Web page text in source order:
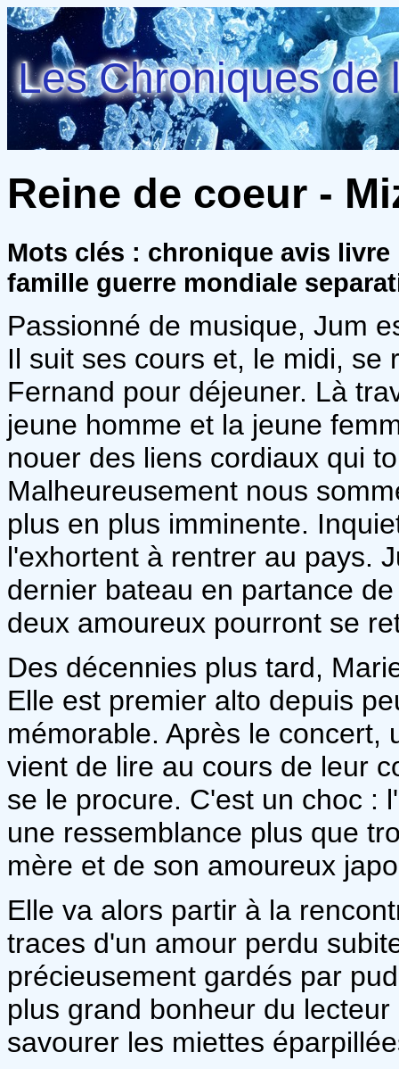
Les Chroniques de
Reine de coeur -
Mots clés : chronique avis
famille guerre mondiale
Passionné de musique, Jum
Il suit ses cours et, le midi,
Fernand pour déjeuner. Là
jeune homme et la jeune
nouer des liens cordiaux qui
Malheureusement nous
plus en plus imminente.
l'exhortent à rentrer au pays.
dernier bateau en partance
deux amoureux pourront se
Des décennies plus tard,
Elle est premier alto depuis
mémorable. Après le concert,
vient de lire au cours de leur
se le procure. C'est un choc :
une ressemblance plus que
mère et de son amoureux
Elle va alors partir à la
traces d'un amour perdu
précieusement gardés par
plus grand bonheur du
savourer les miettes